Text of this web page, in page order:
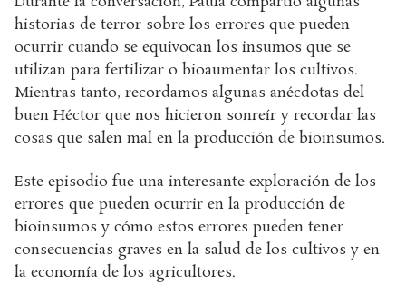
historias de terror sobre los errores que pueden
ocurrir cuando se equivocan los insumos que se
utilizan para fertilizar o bioaumentar los cultivos.
Mientras tanto, recordamos algunas anécdotas del
buen Héctor que nos hicieron sonreír y recordar las
cosas que salen mal en la producción de bioinsumos.
Este episodio fue una interesante exploración de los
errores que pueden ocurrir en la producción de
bioinsumos y cómo estos errores pueden tener
consecuencias graves en la salud de los cultivos y en
la economía de los agricultores.